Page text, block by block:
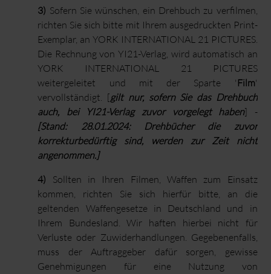
3) Sofern Sie wünschen, ein Drehbuch zu verfilmen,
richten Sie sich bitte mit Ihrem ausgedruckten Print-
Exemplar, an YORK INTERNATIONAL 21 PICTURES.
Die Rechnung von YI21-Verlag, wird automatisch an
YORK INTERNATIONAL 21 PICTURES
weitergeleitet und mit der Sparte ' Film'
vervollständigt. [gilt nur, sofern Sie das Drehbuch
auch, bei YI21-Verlag zuvor vorgelegt haben] -
[Stand: 28.01.2024: Drehbücher die zuvor
korrekturbedürftig sind, werden zur Zeit nicht
angenommen.]
4) Sollten in Ihren Filmen, Waffen zum Einsatz
kommen, richten Sie sich hierfür bitte, an die
geltenden Waffengesetze in Deutschland und in
Ihrem Bundesland. Wir haften hierbei nicht für
Verluste oder Zuwiderhandlungen. Gegebenenfalls,
muss der Auftraggeber dafür sorgen, gewisse
Genehmigungen für eine Nutzung von